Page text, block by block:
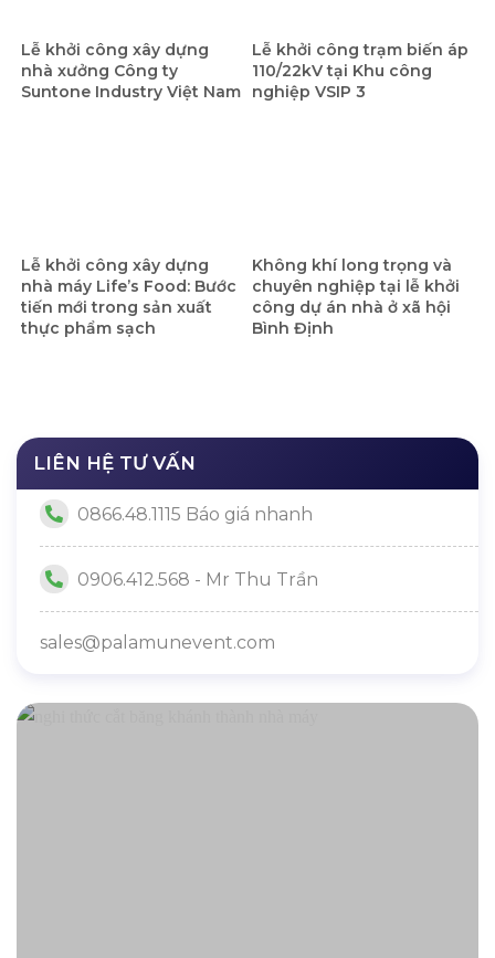
Lễ khởi công xây dựng
nhà xưởng Công ty
Suntone Industry Việt Nam
Lễ khởi công trạm biến áp
110/22kV tại Khu công
nghiệp VSIP 3
Lễ khởi công xây dựng
nhà máy Life’s Food: Bước
tiến mới trong sản xuất
thực phẩm sạch
Không khí long trọng và
chuyên nghiệp tại lễ khởi
công dự án nhà ở xã hội
Bình Định
LIÊN HỆ TƯ VẤN
0866.48.1115 Báo giá nhanh
0906.412.568 - Mr Thu Trần
sales@palamunevent.com